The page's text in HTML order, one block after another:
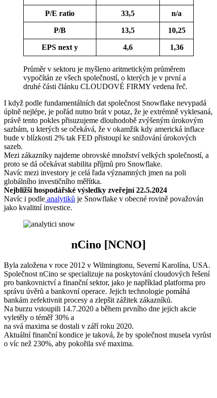
P/E ratio 33,5 n/a
P/B 13,5 10,25
EPS next y 4,6 1,36
Průměr v sektoru je myšleno aritmetickým průměrem
vypočítán ze všech společností, o kterých je v první a
druhé části článku CLOUDOVÉ FIRMY vedena řeč.
I když podle fundamentálních dat společnost Snowflake nevypadá
úplně nejlépe, je pořád nutno brát v potaz, že je extrémně vyklesaná,
právě tento pokles přisuzujeme dlouhodobě zvýšeným úrokovým
sazbám, u kterých se očekává, že v okamžik kdy americká inflace
bude v blízkosti 2% tak FED přistoupí ke snižování úrokových
sazeb.
Mezi zákazníky najdeme obrovské množství velkých společností, a
proto se dá očekávat stabilita příjmů pro Snowflake.
Navíc mezi investory je celá řada významných jmen na poli
globálního investičního měřítka.
Nejbližší hospodářské výsledky zveřejní 22.5.2024
Navíc i podle analytiků je Snowflake v obecné rovině považován
jako kvalitní investice.
nCino [NCNO]
Byla založena v roce 2012 v Wilmingtonu, Severní Karolína, USA.
Společnost nCino se specializuje na poskytování cloudových řešení
pro bankovnictví a finanční sektor, jako je například platforma pro
správu úvěrů a bankovní operace. Jejich technologie pomáhá
bankám zefektivnit procesy a zlepšit zážitek zákazníků.
Na burzu vstoupili 14.7.2020 a během prvního dne jejich akcie
vyletěly o téměř 30% a
na svá maxima se dostali v září roku 2020.
Aktuální finanční kondice je taková, že by společnost musela vyrůst
o víc než 230%, aby pokořila své maxima.